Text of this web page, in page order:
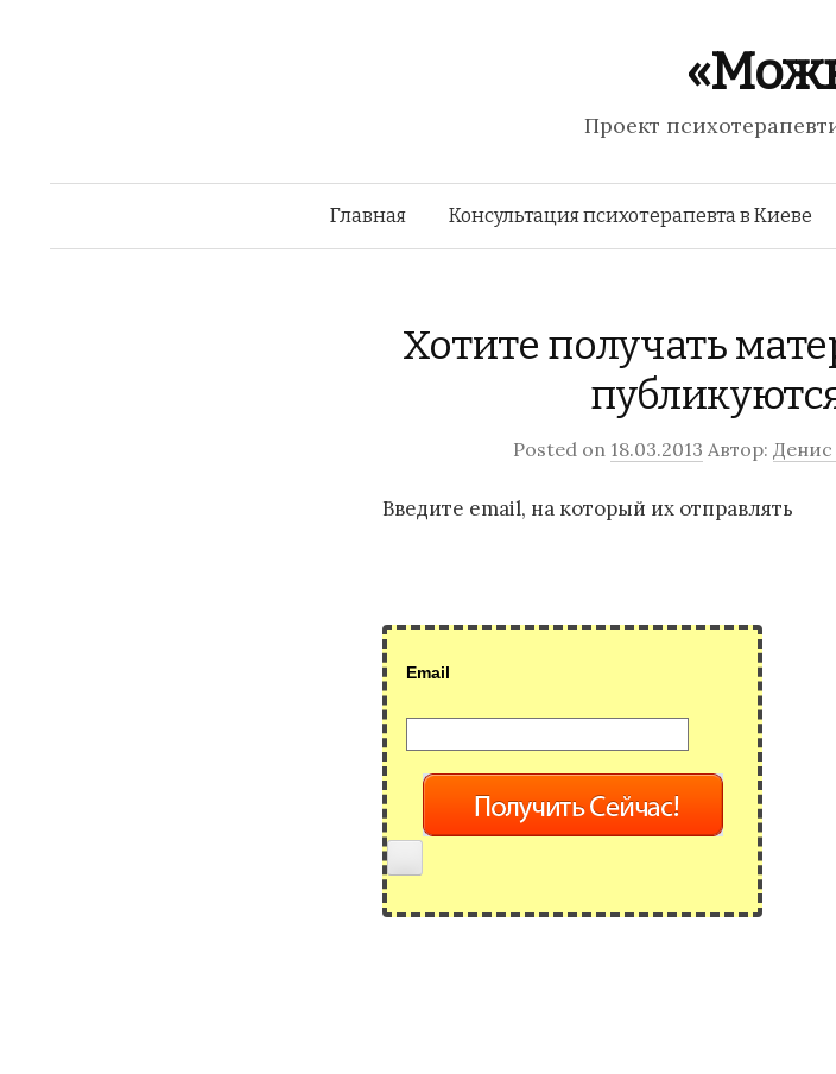
Проект
Главная Консультация психотерапевта в Киеве
Хотите получать
Posted on 18.03.2013 Автор:
Введите email, на который их отправлять
Email